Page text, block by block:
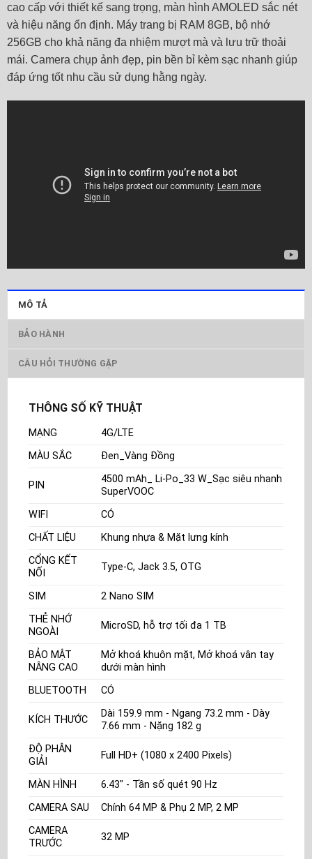
cao cấp với thiết kế sang trọng, màn hình AMOLED sắc nét
và hiệu năng ổn định. Máy trang bị RAM 8GB, bộ nhớ
256GB cho khả năng đa nhiệm mượt mà và lưu trữ thoải
mái. Camera chụp ảnh đẹp, pin bền bỉ kèm sạc nhanh giúp
đáp ứng tốt nhu cầu sử dụng hằng ngày.
MÔ TẢ
BẢO HÀNH
CÂU HỎI THƯỜNG GẶP
THÔNG SỐ KỸ THUẬT
MẠNG
4G/LTE
MÀU SẮC
Đen_Vàng Đồng
PIN
4500 mAh_ Li-Po_33 W_Sạc siêu nhanh
SuperVOOC
WIFI
CÓ
CHẤT LIỆU
Khung nhựa & Mặt lưng kính
CỔNG KẾT
NỐI
Type-C, Jack 3.5, OTG
SIM
2 Nano SIM
THẺ NHỚ
NGOÀI
MicroSD, hỗ trợ tối đa 1 TB
BẢO MẬT
NÂNG CAO
Mở khoá khuôn mặt, Mở khoá vân tay
dưới màn hình
BLUETOOTH
CÓ
KÍCH THƯỚC
Dài 159.9 mm - Ngang 73.2 mm - Dày
7.66 mm - Nặng 182 g
ĐỘ PHÂN
GIẢI
Full HD+ (1080 x 2400 Pixels)
MÀN HÌNH
6.43" - Tần số quét 90 Hz
CAMERA SAU
Chính 64 MP & Phụ 2 MP, 2 MP
CAMERA
TRƯỚC
32 MP